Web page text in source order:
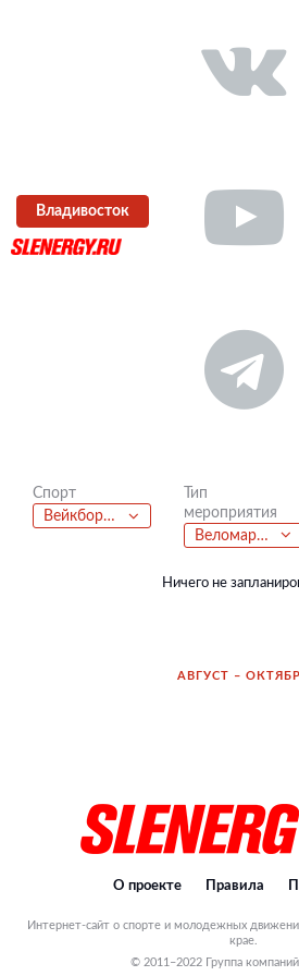
Владивосток
Спорт
Вейкбординг
Тип
мероприятия
Веломарафон
Ничего не
АВГУСТ –
О проекте Правила
Интернет-сайт о спорте и молодежных
крае.
© 2011–2022 Группа компаний